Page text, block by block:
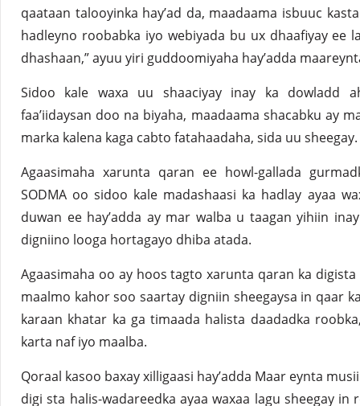
qaataan talooyinka hay’ad da, maadaama isbuuc
hadleyno roobabka iyo webiyada bu ux dhaafiyay ee
dhashaan,” ayuu yiri guddoomiyaha hay’adda
Sidoo kale waxa uu shaaciyay inay ka dowladd
faa’iidaysan doo na biyaha, maadaama shacabku ay
marka kalena kaga cabto fatahaadaha, sida uu sheegay.
Agaasimaha xarunta qaran ee howl-gallada
SODMA oo sidoo kale madashaasi ka hadlay ayaa
duwan ee hay’adda ay mar walba u taagan yihiin
digniino looga hortagayo dhiba atada.
Agaasimaha oo ay hoos tagto xarunta qaran ka
maalmo kahor soo saartay digniin sheegaysa in qaar
karaan khatar ka ga timaada halista daadadka
karta naf iyo maalba.
Qoraal kasoo baxay xilligaasi hay’adda Maar eynta
digi sta halis-wadareedka ayaa waxaa lagu sheegay